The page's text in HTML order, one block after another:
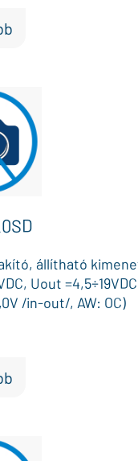
állítható
Uout
/in-out/, AW: OC)